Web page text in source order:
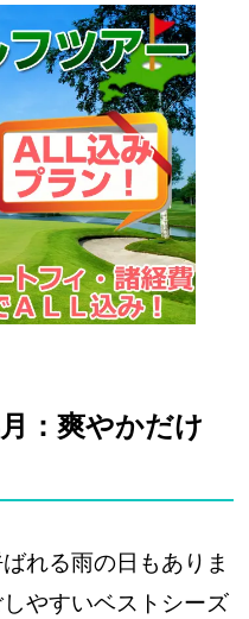
：爽やかだけ
れる雨の日もありま
やすいベストシーズ